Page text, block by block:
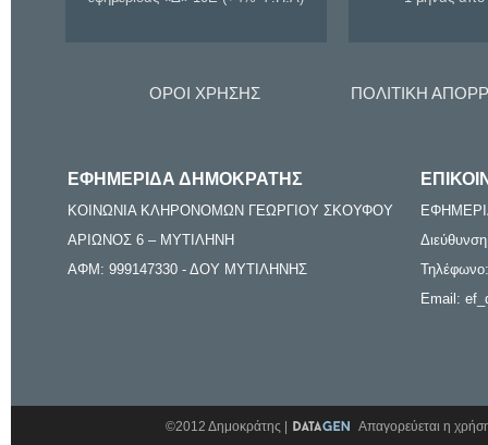
ΟΡΟΙ ΧΡΗΣΗΣ ΠΟΛΙΤΙΚΗ
ΕΦΗΜΕΡΙΔΑ ΔΗΜΟΚΡΑΤΗΣ
ΚΟΙΝΩΝΙΑ ΚΛΗΡΟΝΟΜΩΝ ΓΕΩΡΓΙΟΥ ΣΚΟΥΦΟΥ
ΑΡΙΩΝΟΣ 6 – ΜΥΤΙΛΗΝΗ
ΑΦΜ: 999147330 - ΔΟΥ ΜΥΤΙΛΗΝΗΣ
Email:
©2012 Δημοκράτης | Απαγορεύεται η